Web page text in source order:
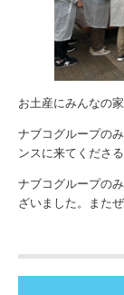
お土産にみんなの
ナブコグループの
ンスに来てくださ
ナブコグループの
ざいました。また